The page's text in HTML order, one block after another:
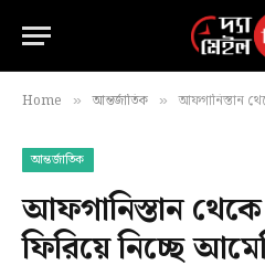
Home » আন্তর্জাতিক » আফগানিস্তান
আন্তর্জাতিক
আফগানিস্তান থেকে
ফিরিয়ে নিচ্ছে